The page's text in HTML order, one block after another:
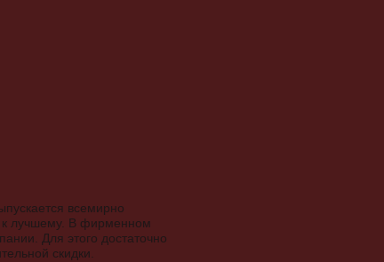
всемирно
к лучшему. В фирменном
Для этого достаточно
скидки.